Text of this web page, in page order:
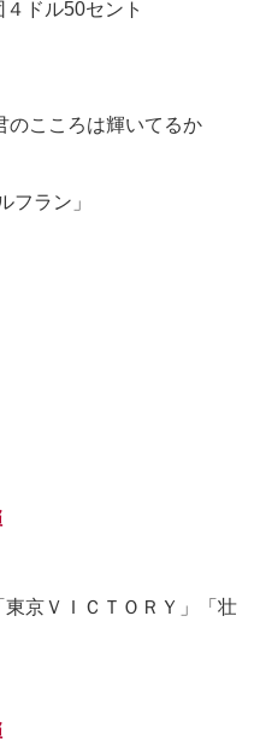
ドル50セント
のこころは輝いてるか
フラン」
京ＶＩＣＴＯＲＹ」「壮